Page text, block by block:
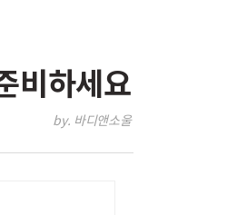
비하세요
by. 바디앤소울